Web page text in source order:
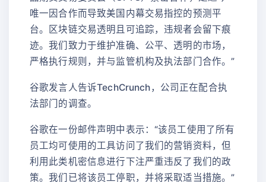
唯一因合作而导致美国内幕交易指控的预测平
台。区块链交易透明且可追踪，违规者会留下痕
迹。我们致力于维护准确、公平、透明的市场，
严格执行规则，并与监管机构及执法部门合作。”
谷歌发言人告诉TechCrunch，公司正在配合执
法部门的调查。
谷歌在一份邮件声明中表示：“该员工使用了所有
员工均可使用的工具访问了我们的营销资料，但
利用此类机密信息进行下注严重违反了我们的政
策。我们已将该员工停职，并将采取适当措施。”